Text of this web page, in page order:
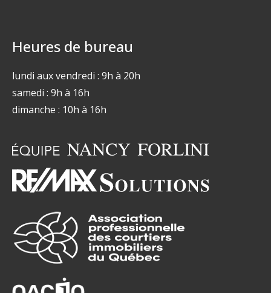
Heures de bureau
lundi aux vendredi : 9h à 20h
samedi : 9h à 16h
dimanche : 10h à 16h